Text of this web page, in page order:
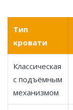
Тип
кровати
Классическая
с подъёмным
механизмом